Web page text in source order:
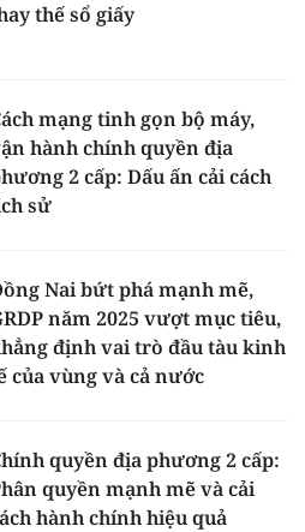
thế sổ giấy
mạng tinh gọn bộ máy,
hành chính quyền địa
2 cấp: Dấu ấn cải cách
sử
Nai bứt phá mạnh mẽ,
năm 2025 vượt mục tiêu,
định vai trò đầu tàu kinh
của vùng và cả nước
quyền địa phương 2 cấp:
quyền mạnh mẽ và cải
hành chính hiệu quả